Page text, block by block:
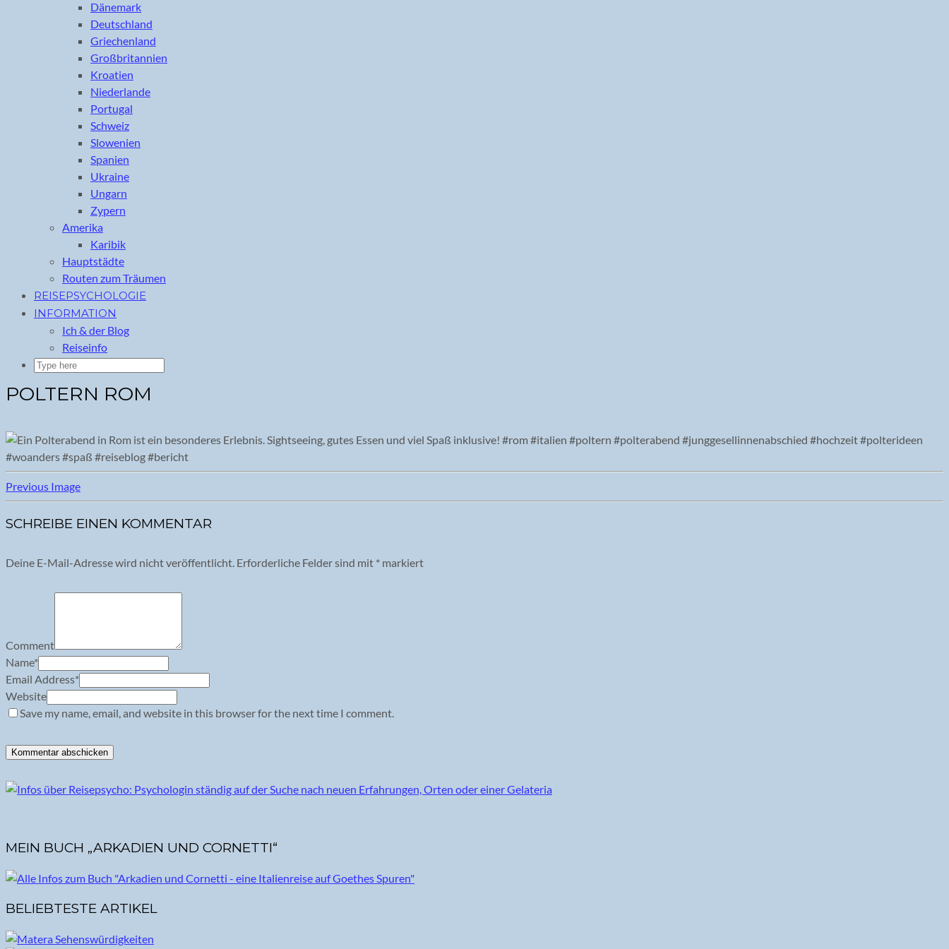
Dänemark
Deutschland
Griechenland
Großbritannien
Kroatien
Niederlande
Portugal
Schweiz
Slowenien
Spanien
Ukraine
Ungarn
Zypern
Amerika
Karibik
Hauptstädte
Routen zum Träumen
REISEPSYCHOLOGIE
INFORMATION
Ich & der Blog
Reiseinfo
POLTERN ROM
Previous Image
SCHREIBE EINEN KOMMENTAR
Deine E-Mail-Adresse wird nicht veröffentlicht. Erforderliche Felder sind mit * markiert
Comment
Name*
Email Address*
Website
Save my name, email, and website in this browser for the next time I comment.
MEIN BUCH „ARKADIEN UND CORNETTI“
BELIEBTESTE ARTIKEL